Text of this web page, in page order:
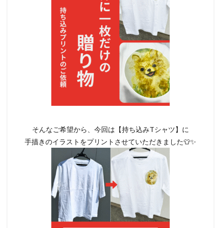
そんなご希望から、今回は【持ち込みTシャツ】に
手描きのイラストをプリントさせていただきました👕✨